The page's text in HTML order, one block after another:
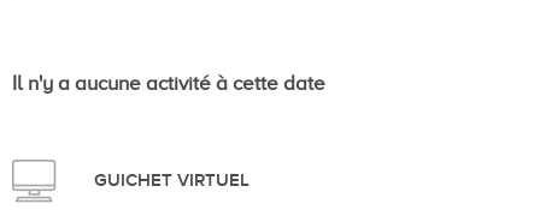
Il n'y a aucune activité à cette date
GUICHET VIRTUEL